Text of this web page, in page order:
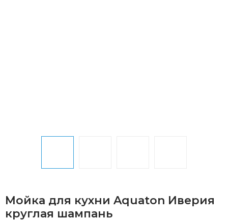
Мойка для кухни Aquaton Иверия
круглая шампань